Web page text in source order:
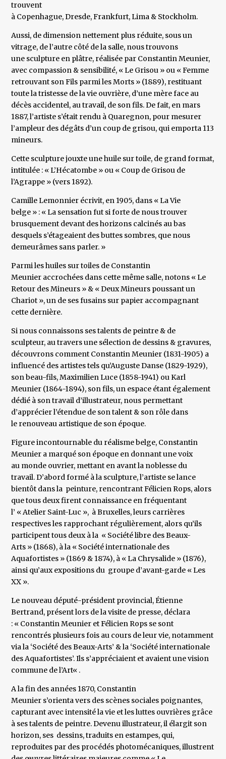
trouvent
à Copenhague, Dresde, Frankfurt, Lima & Stockholm.
Aussi, de dimension nettement plus réduite, sous un
vitrage, de l’autre côté de la salle, nous trouvons
une sculpture en plâtre, réalisée par Constantin Meunier,
avec compassion & sensibilité, « Le Grisou » ou « Femme
retrouvant son Fils parmi les Morts » (1889), restituant
toute la tristesse de la vie ouvrière, d’une mère face au
décès accidentel, au travail, de son fils. De fait, en mars
1887, l’artiste s’était rendu à Quaregnon, pour mesurer
l’ampleur des dégâts d’un coup de grisou, qui emporta 113
mineurs.
Cette sculpture jouxte une huile sur toile, de grand format,
intitulée : « L’Hécatombe » ou « Coup de Grisou de
l’Agrappe » (vers 1892).
Camille Lemonnier écrivit, en 1905, dans « La Vie
belge » : « La sensation fut si forte de nous trouver
brusquement devant des horizons calcinés au bas
desquels s’étageaient des buttes sombres, que nous
demeurâmes sans parler. »
Parmi les huiles sur toiles de Constantin
Meunier accrochées dans cette même salle, notons « Le
Retour des Mineurs » & « Deux Mineurs poussant un
Chariot », un de ses fusains sur papier accompagnant
cette dernière.
Si nous connaissons ses talents de peintre & de
sculpteur, au travers une sélection de dessins & gravures,
découvrons comment Constantin Meunier (1831-1905) a
influencé des artistes tels qu’Auguste Danse (1829-1929),
son beau-fils, Maximilien Luce (1858-1941) ou Karl
Meunier (1864-1894), son fils, un espace étant également
dédié à son travail d’illustrateur, nous permettant
d’apprécier l’étendue de son talent & son rôle dans
le renouveau artistique de son époque.
Figure incontournable du réalisme belge, Constantin
Meunier a marqué son époque en donnant une voix
au monde ouvrier, mettant en avant la noblesse du
travail. D’abord formé à la sculpture, l’artiste se lance
bientôt dans la peinture, rencontrant Félicien Rops, alors
que tous deux firent connaissance en fréquentant
l’ « Atelier Saint-Luc », à Bruxelles, leurs carrières
respectives les rapprochant régulièrement, alors qu’ils
participent tous deux à la « Société libre des Beaux-
Arts » (1868), à la « Société internationale des
Aquafortistes » (1869 & 1874), à « La Chrysalide » (1876),
ainsi qu’aux expositions du groupe d’avant-garde « Les
XX ».
Le nouveau député-président provincial, Étienne
Bertrand, présent lors de la visite de presse, déclara
: « Constantin Meunier et Félicien Rops se sont
rencontrés plusieurs fois au cours de leur vie, notamment
via la ‘Société des Beaux-Arts’ & la ‘Société internationale
des Aquafortistes’. Ils s’appréciaient et avaient une vision
commune de l’Art« .
A la fin des années 1870, Constantin
Meunier s’orienta vers des scènes sociales poignantes,
capturant avec intensité la vie et les luttes ouvrières grâce
à ses talents de peintre. Devenu illustrateur, il élargit son
horizon, ses dessins, traduits en estampes, qui,
reproduites par des procédés photomécaniques, illustrent